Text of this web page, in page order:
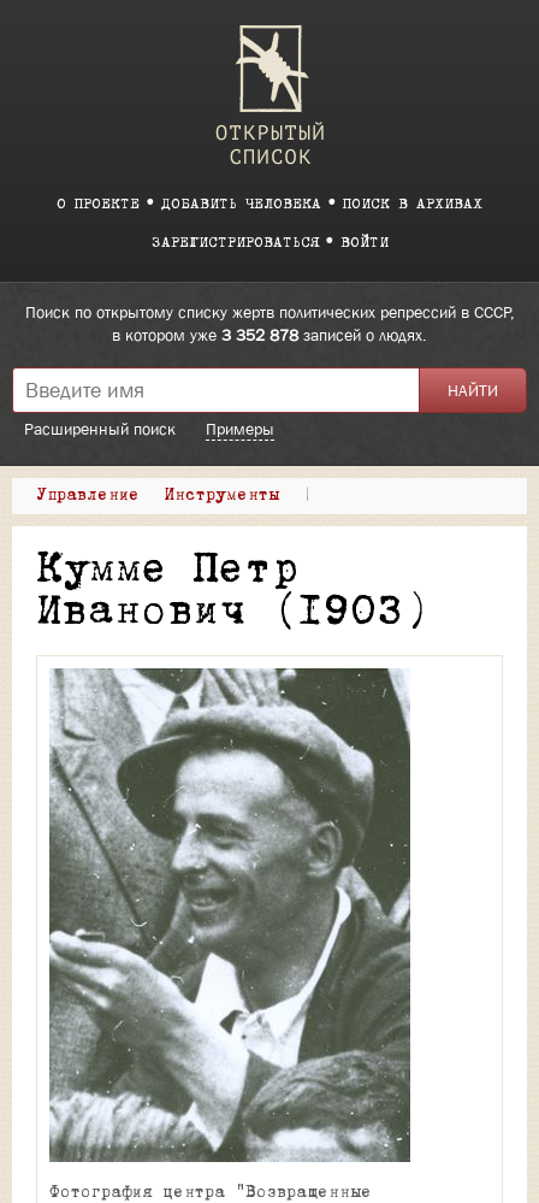
О ПРОЕКТЕ ДОБАВИТЬ ЧЕЛОВЕКА ПОИСК В АРХИВАХ
ЗАРЕГИСТРИРОВАТЬСЯ ВОЙТИ
Поиск по открытому списку жертв политических репрессий в СССР,
в котором уже 3 352 878записей о людях.
Расширенный поиск Примеры
Управление Инструменты |
Кумме Петр
Иванович (1903)
Фотография центра "Возвращенные